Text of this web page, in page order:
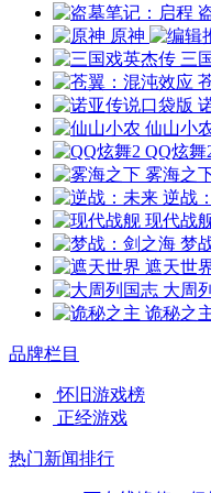
原神
三
仙山小
QQ炫舞
雾海之
逆战
现代战
梦
遮天世
大周
诡秘之
品牌栏目
怀旧游戏榜
正经游戏
热门新闻排行